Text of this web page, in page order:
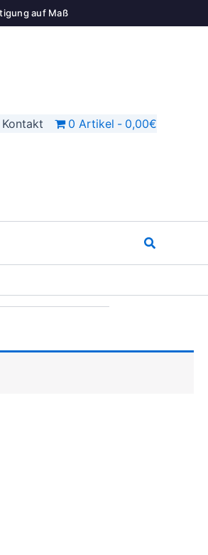
auf Maß
Kontakt 0 Artikel 0,00€
Suchen